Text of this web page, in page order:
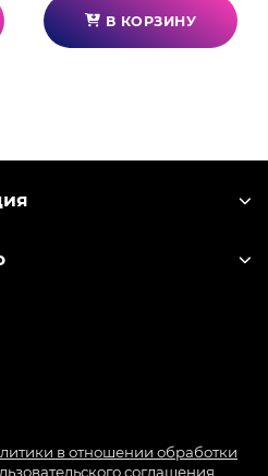
В КОРЗИНУ
в отношении обработки
соглашения